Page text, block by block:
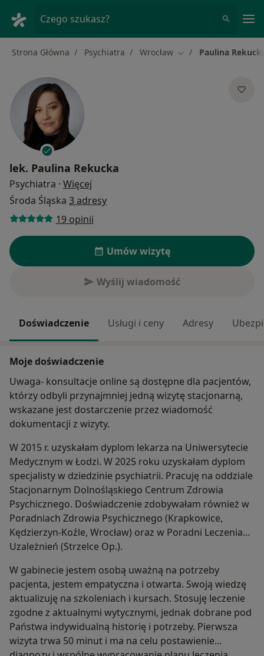
Czego szukasz?
Strona Główna Psychiatra Wrocław Zmień miasto
Paulina
lek. Paulina Rekucka
Psychiatra · Więcej
Środa Śląska 3 adresy
19 opinii
Umów wizytę
Wyślij wiadomość
Doświadczenie Usługi i ceny Adresy
Moje doświadczenie
Uwaga- konsultacje online są dostępne dla pacjentów,
którzy odbyli przynajmniej jedną wizytę stacjonarną,
wskazane jest dostarczenie przez wiadomość
dokumentacji z wizyty.
W 2015 r. uzyskałam dyplom lekarza na Uniwersytecie
Medycznym w Łodzi. W 2025 roku uzyskałam dyplom
specjalisty w dziedzinie psychiatrii. Pracuję na oddziale
Stacjonarnym Dolnośląskiego Centrum Zdrowia
Psychicznego. Doświadczenie zdobywałam również w
Poradniach Zdrowia Psychicznego (Krapkowice,
Kędzierzyn-Koźle, Wrocław) oraz w Poradni Leczenia
Uzależnień (Strzelce Op.).
W gabinecie jestem osobą uważną na potrzeby
pacjenta, jestem empatyczna i otwarta. Swoją wiedzę
aktualizuję na szkoleniach i kursach. Stosuję leczenie
zgodne z aktualnymi wytycznymi, jednak dobrane pod
Państwa indywidualną historię i potrzeby. Pierwsza
wizyta trwa 50 minut i ma na celu postawienie